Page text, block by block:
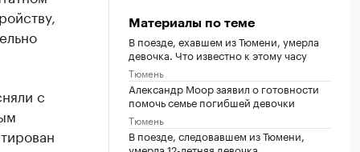
с
Материалы по теме
В поезде, ехавшем из Тюмени, умерла
девочка. Что известно к этому часу
Тюмень
Александр Моор заявил о готовности
помочь семье погибшей девочки
Тюмень
В поезде, следовавшем из Тюмени,
умерла 12-летняя девочка